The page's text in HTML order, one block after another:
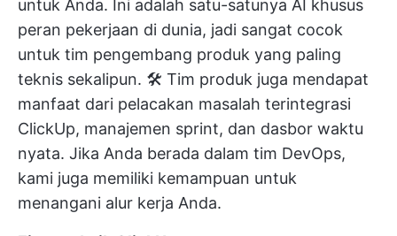
untuk Anda. Ini adalah satu-satunya AI khusus
peran pekerjaan di dunia, jadi sangat cocok
untuk tim pengembang produk yang paling
teknis sekalipun. 🛠️ Tim produk juga mendapat
manfaat dari pelacakan masalah terintegrasi
ClickUp, manajemen sprint, dan dasbor waktu
nyata. Jika Anda berada dalam tim DevOps,
kami juga memiliki kemampuan untuk
menangani alur kerja Anda.